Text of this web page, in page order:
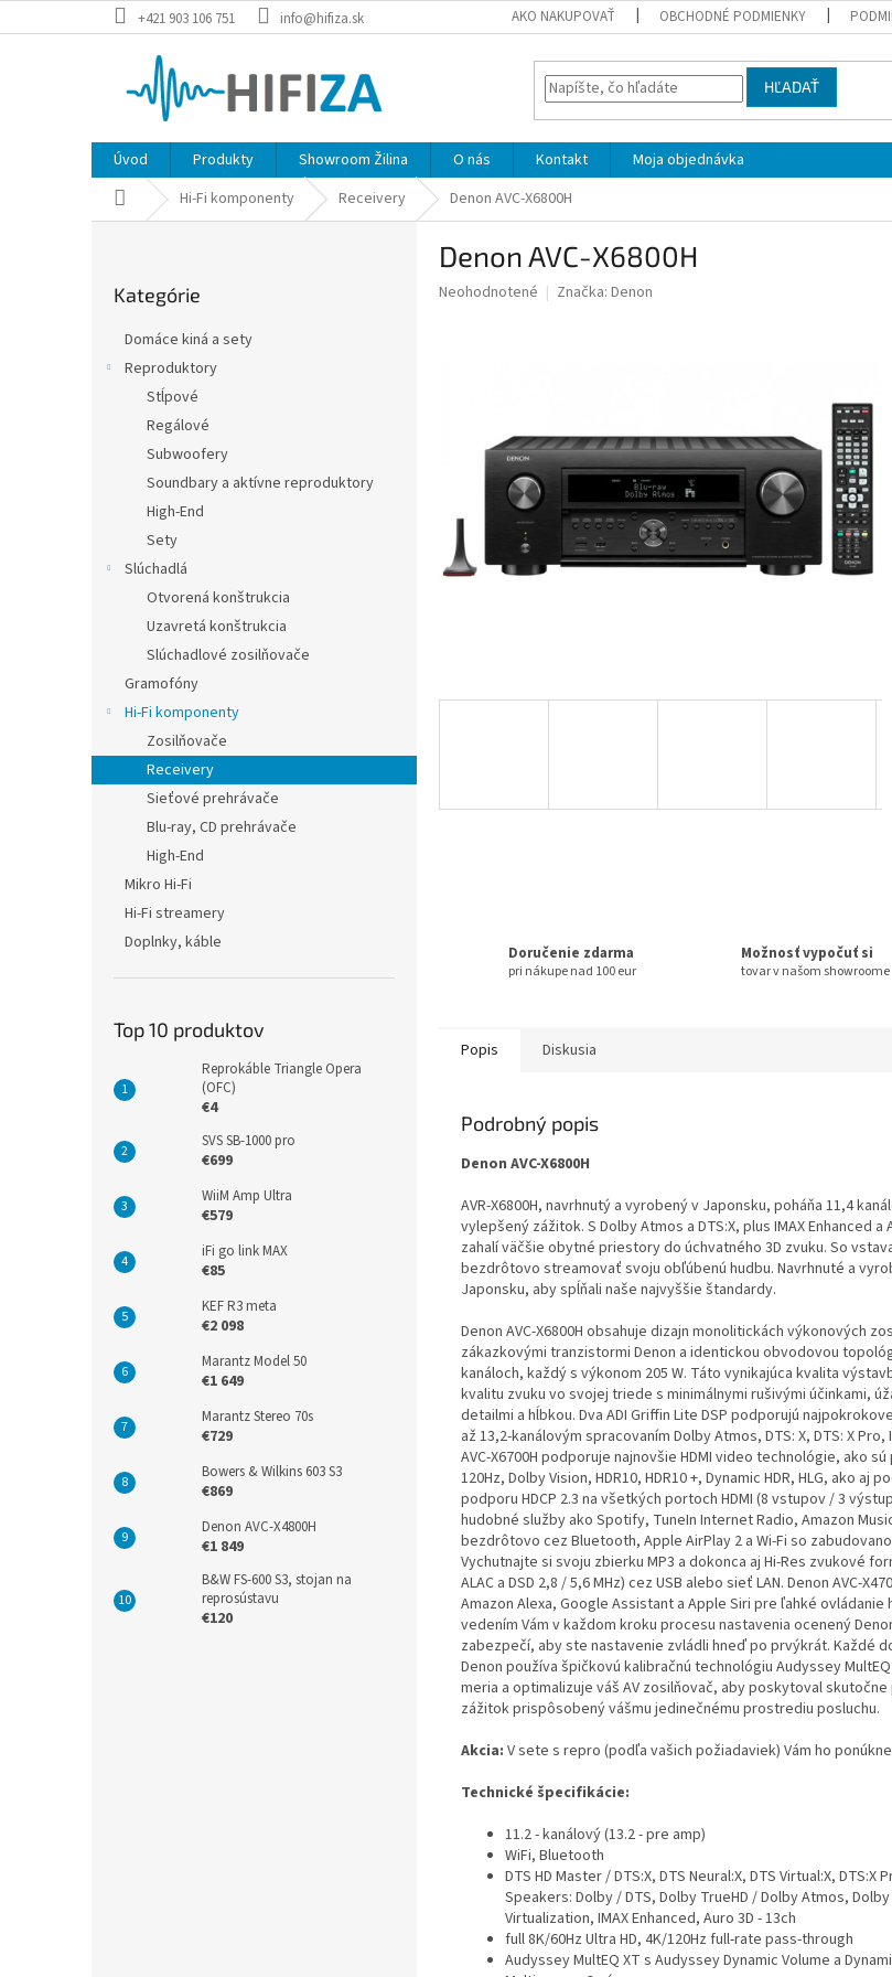
na
+421 903 106 751 info@hifiza.sk AKO NAKUPOVAŤ OBCHODNÉ PODMIENKY
HĽADAŤ
Úvod Produkty Showroom Žilina O nás Kontakt
Moja objednávka
DomovHi-Fi komponenty Receivery Denon AVC-X6800H
kategórie
Kategórie
Domáce kiná a sety
Reproduktory
Stĺpové
Regálové
Subwoofery
Soundbary a aktívne reproduktory
High-End
Sety
Slúchadlá
Otvorená konštrukcia
Uzavretá konštrukcia
Slúchadlové zosilňovače
Gramofóny
Hi-Fi komponenty
Zosilňovače
Receivery
Sieťové prehrávače
Blu-ray, CD prehrávače
High-End
Mikro Hi-Fi
Hi-Fi streamery
Doplnky, káble
Top 10 produktov
Reprokáble Triangle Opera
(OFC)
€4
SVS SB-1000 pro
€699
WiiM Amp Ultra
€579
iFi go link MAX
€85
KEF R3 meta
€2 098
Marantz Model 50
€1 649
Marantz Stereo 70s
€729
Bowers & Wilkins 603 S3
€869
Denon AVC-X4800H
€1 849
B&W FS-600 S3, stojan na
reprosústavu
€120
Denon AVC-X6800H
Priemerné
hviezdičiek.
Neohodnotené Značka: Denon
Doručenie zdarma
pri nákupe nad 100 eur
Možnosť vypočuť si
tovar v našom showroome
Popis Diskusia
Podrobný popis
Denon AVC-X6800H
AVR-X6800H, navrhnutý a vyrobený v Japonsku, poháňa 11,4
vylepšený zážitok. S Dolby Atmos a DTS:X, plus IMAX Enhanced a
zahalí väčšie obytné priestory do úchvatného 3D zvuku. So
bezdrôtovo streamovať svoju obľúbenú hudbu. Navrhnuté a
Japonsku, aby spĺňali naše najvyššie štandardy.
Denon AVC-X6800H obsahuje dizajn monolitickách výkonových
zákazkovými tranzistormi Denon a identickou obvodovou
kanáloch, každý s výkonom 205 W. Táto vynikajúca kvalita
kvalitu zvuku vo svojej triede s minimálnymi rušivými účinkami,
detailmi a hĺbkou. Dva ADI Griffin Lite DSP podporujú
až 13,2-kanálovým spracovaním Dolby Atmos, DTS: X, DTS: X Pro,
AVC-X6700H podporuje najnovšie HDMI video technológie, ako
120Hz, Dolby Vision, HDR10, HDR10 +, Dynamic HDR, HLG, ako aj
podporu HDCP 2.3 na všetkých portoch HDMI (8 vstupov / 3
hudobné služby ako Spotify, TuneIn Internet Radio, Amazon
bezdrôtovo cez Bluetooth, Apple AirPlay 2 a Wi-Fi so
Vychutnajte si svoju zbierku MP3 a dokonca aj Hi-Res zvukové
ALAC a DSD 2,8 / 5,6 MHz) cez USB alebo sieť LAN. Denon AVC-
Amazon Alexa, Google Assistant a Apple Siri pre ľahké ovládanie
vedením Vám v každom kroku procesu nastavenia ocenený
zabezpečí, aby ste nastavenie zvládli hneď po prvýkrát. Každé
Denon používa špičkovú kalibračnú technológiu Audyssey
meria a optimalizuje váš AV zosilňovač, aby poskytoval
zážitok prispôsobený vášmu jedinečnému prostrediu posluchu.
Akcia: V sete s repro (podľa vašich požiadaviek) Vám ho
Technické špecifikácie:
11.2 - kanálový (13.2 - pre amp)
WiFi, Bluetooth
DTS HD Master / DTS:X, DTS Neural:X, DTS Virtual:X,
Speakers: Dolby / DTS, Dolby TrueHD / Dolby Atmos,
Virtualization, IMAX Enhanced, Auro 3D - 13ch
full 8K/60Hz Ultra HD, 4K/120Hz full-rate pass-through
Audyssey MultEQ XT s Audyssey Dynamic Volume a